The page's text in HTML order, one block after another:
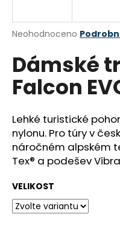
Průměrné
produktu
je
0,0
hvězdiček.
Neohodnoceno
Dámské
Falcon
Lehké turistické
nylonu. Pro túry v
náročném alpském
Tex® a podešev
VELIKOST
j
t
?
D
o